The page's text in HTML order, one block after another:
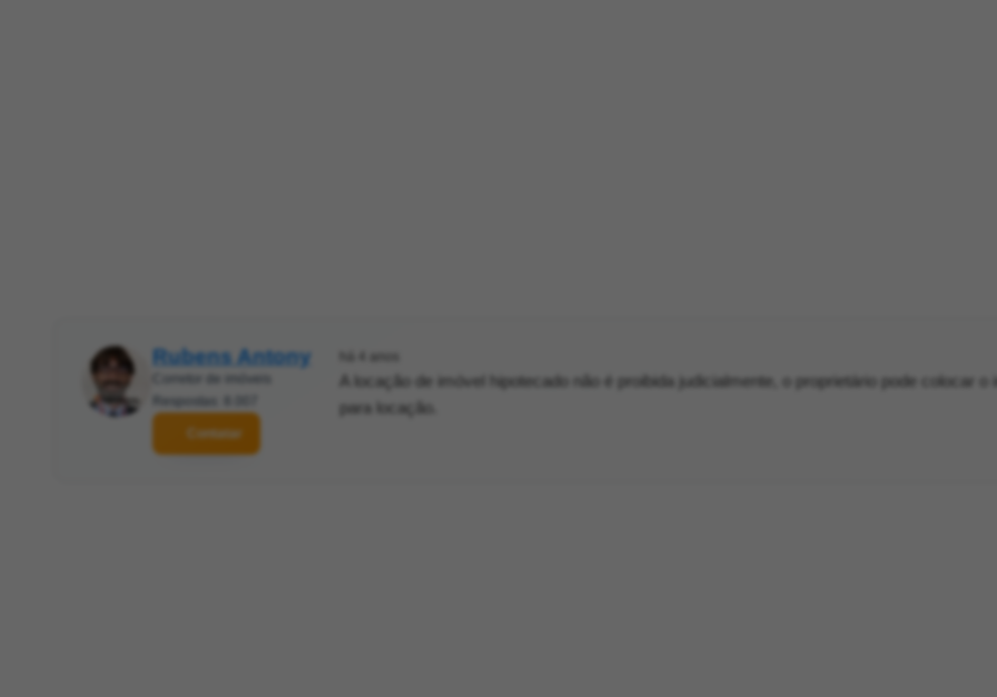
Rubens Antony
Contatar
A locação de imóvel hipotecado não é proibida judicialmente, o proprietário pode colocar o
para locação.